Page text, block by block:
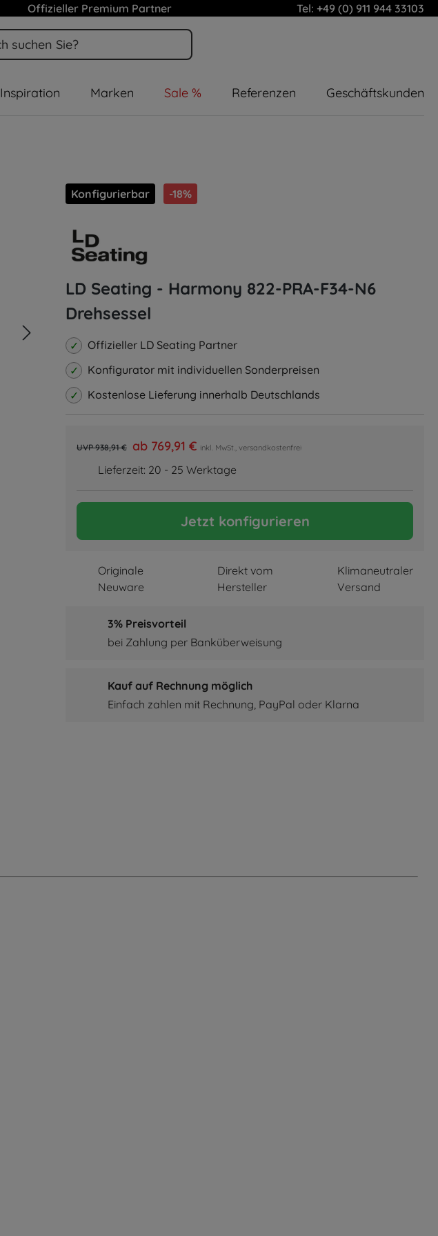
Offizieller Premium Partner Tel: +49 (0) 911 944 33103
Inspiration Marken Sale % Referenzen Geschäftskunden
Konfigurierbar -18%
LD Seating - Harmony 822-PRA-F34-N6
Drehsessel
Offizieller LD Seating Partner
Konfigurator mit individuellen Sonderpreisen
Kostenlose Lieferung innerhalb Deutschlands
938,91 € ab 769,91 € inkl. MwSt., versandkostenfrei
Lieferzeit: 20 - 25 Werktage
Jetzt konfigurieren
Originale
Neuware
Direkt vom
Hersteller
Klimaneutraler
Versand
3% Preisvorteil
bei Zahlung per Banküberweisung
Kauf auf Rechnung möglich
Einfach zahlen mit Rechnung, PayPal oder Klarna